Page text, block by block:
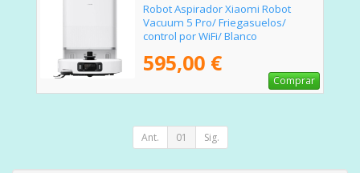
Robot Aspirador Xiaomi Robot
Vacuum 5 Pro/ Friegasuelos/
control por WiFi/ Blanco
595,00 €
Comprar
Ant. 01 Sig.